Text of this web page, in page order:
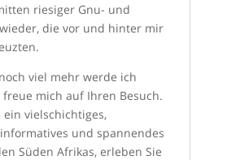
riesiger Gnu- und
die vor und hinter mir
viel mehr werde ich
mich auf Ihren Besuch.
ein vielschichtiges,
und spannendes
Süden Afrikas, erleben Sie